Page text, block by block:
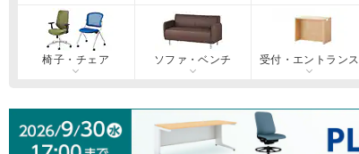
椅子・チェア ソファ・ベンチ 受付・エントランス